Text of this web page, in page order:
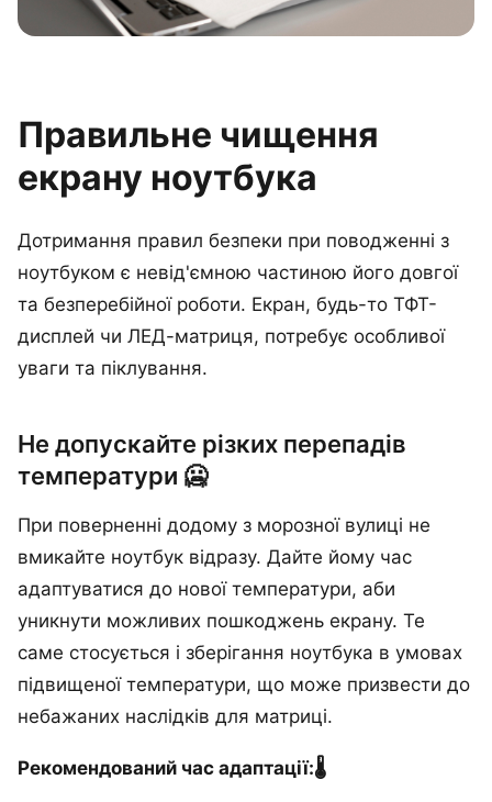
Правильне чищення
екрану ноутбука
Дотримання правил безпеки при поводженні з
ноутбуком є невід'ємною частиною його довгої
та безперебійної роботи. Екран, будь-то ТФТ-
дисплей чи ЛЕД-матриця, потребує особливої
уваги та піклування.
Не допускайте різких перепадів
температури 🥶
При поверненні додому з морозної вулиці не
вмикайте ноутбук відразу. Дайте йому час
адаптуватися до нової температури, аби
уникнути можливих пошкоджень екрану. Те
саме стосується і зберігання ноутбука в умовах
підвищеної температури, що може призвести до
небажаних наслідків для матриці.
Рекомендований час адаптації:🌡